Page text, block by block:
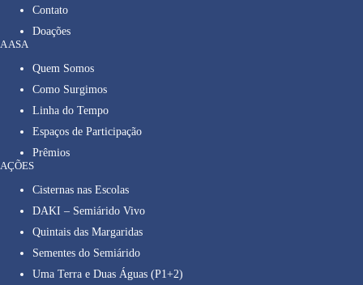
Contato
Doações
A ASA
Quem Somos
Como Surgimos
Linha do Tempo
Espaços de Participação
Prêmios
AÇÕES
Cisternas nas Escolas
DAKI – Semiárido Vivo
Quintais das Margaridas
Sementes do Semiárido
Uma Terra e Duas Águas (P1+2)